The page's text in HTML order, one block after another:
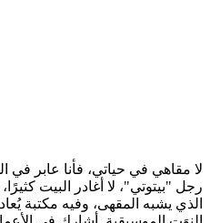
لا مقاهي في حياتي، فأنا عابر في
رجل "بيتوتي"، لا أغادر البيت
الذي يشبه المقهى، وفيه مكتبة